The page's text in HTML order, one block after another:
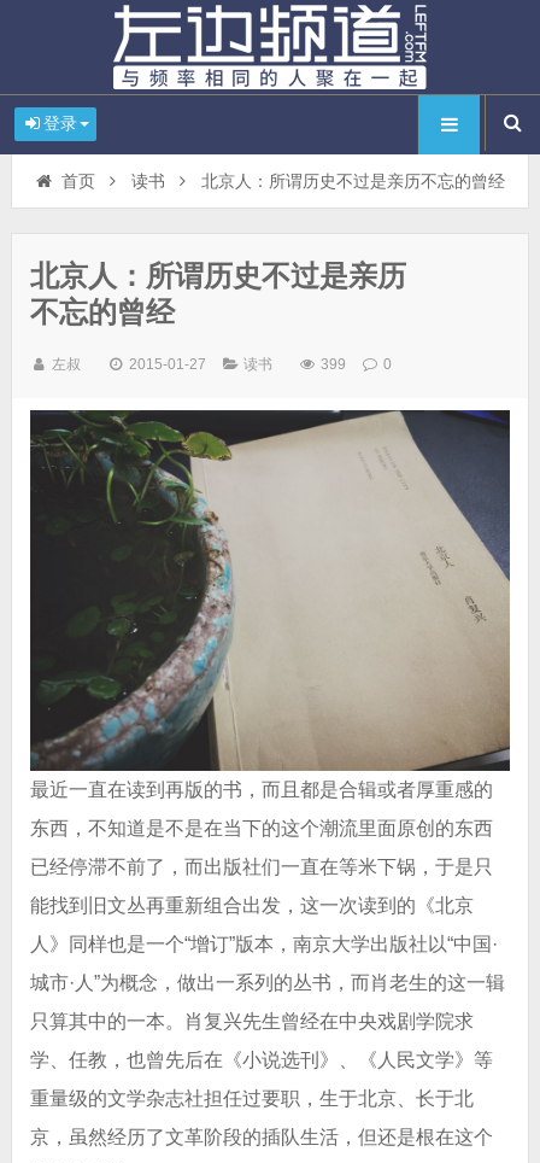
登录
首页 读书 北京人：所谓历史不过是亲历不忘的曾经
北京人：所谓历史不过是亲历
不忘的曾经
左叔 2015-01-27 读书 399 0
最近一直在读到再版的书，而且都是合辑或者厚重感的
东西，不知道是不是在当下的这个潮流里面原创的东西
已经停滞不前了，而出版社们一直在等米下锅，于是只
能找到旧文丛再重新组合出发，这一次读到的《北京
人》同样也是一个“增订”版本，南京大学出版社以“中国·
城市·人”为概念，做出一系列的丛书，而肖老生的这一辑
只算其中的一本。肖复兴先生曾经在中央戏剧学院求
学、任教，也曾先后在《小说选刊》、《人民文学》等
重量级的文学杂志社担任过要职，生于北京、长于北
京，虽然经历了文革阶段的插队生活，但还是根在这个